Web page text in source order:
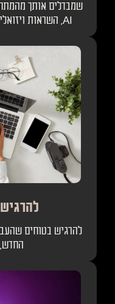
שמבדלים אותך
AI, השראות ויזואליות לסושיאל, וסרטוני פרזנטציה
להרגיש בטוחים